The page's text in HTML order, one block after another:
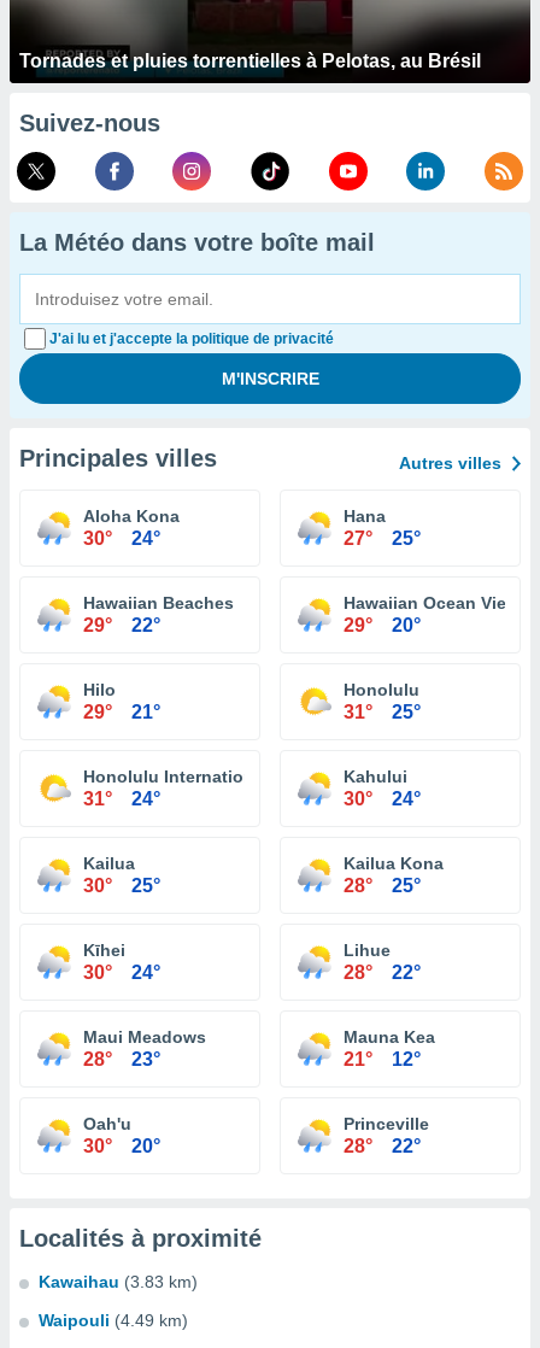
Tornades et pluies torrentielles à Pelotas, au Brésil
Suivez-nous
La Météo dans votre boîte mail
J'ai lu et j'accepte la politique de privacité
Principales villes Autres villes
Aloha Kona
30° 24°
Hana
27° 25°
Hawaiian Beaches
29° 22°
Hawaiian Ocean View
29° 20°
Hilo
29° 21°
Honolulu
31° 25°
Honolulu International Airport
31° 24°
Kahului
30° 24°
Kailua
30° 25°
Kailua Kona
28° 25°
Kīhei
30° 24°
Lihue
28° 22°
Maui Meadows
28° 23°
Mauna Kea
21° 12°
Oah'u
30° 20°
Princeville
28° 22°
Localités à proximité
Kawaihau (3.83 km)
Waipouli (4.49 km)